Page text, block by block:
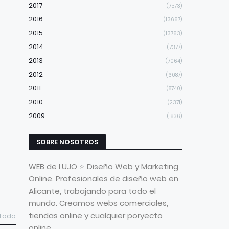
2017 (7573)
2016 (13667)
2015 (13763)
2014 (7377)
2013 (7064)
2012 (6087)
2011 (8740)
2010 (2371)
2009 (1836)
SOBRE NOSOTROS
WEB de LUJO ⭐ Diseño Web y Marketing
Online. Profesionales de diseño web en
Alicante, trabajando para todo el
mundo. Creamos webs comerciales,
tiendas online y cualquier poryecto